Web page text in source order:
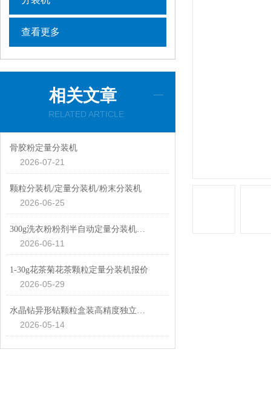
查看更多
相关文章
RELATED ARTICLE
骨胶粉定量分装机
2026-07-21
颗粒分装机/定量分装机/粉末分装机
2026-06-25
300g洗衣粉粉剂半自动定量分装机性价比高
2026-06-11
1-30g花茶菊花茶颗粒定量分装机报价
2026-05-29
水晶钻异形钻颗粒盒装高精度独立管下料定量分装机厂家定制
2026-05-14